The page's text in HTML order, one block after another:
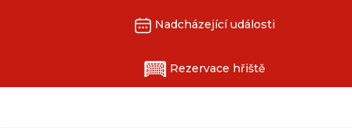
Nadcházející události
Rezervace hřiště